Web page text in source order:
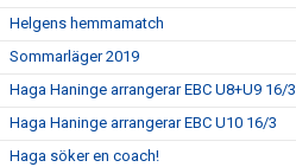
Helgens hemmamatch
Sommarläger 2019
Haga Haninge arrangerar EBC U8+U9 16/3
Haga Haninge arrangerar EBC U10 16/3
Haga söker en coach!